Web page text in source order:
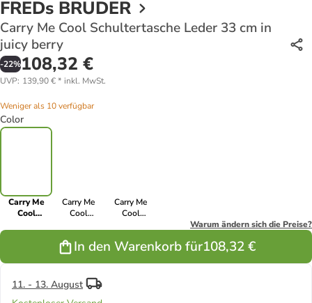
FREDs BRUDER
Carry Me Cool Schultertasche Leder 33 cm in
juicy berry
-22%108,32 €
UVP: 139,90 €* inkl. MwSt.
Weniger als 10 verfügbar
Color
Carry Me
Cool
Leder 33 cm
Carry Me
Cool
in denim blue
Carry Me
Cool
in powder
Warum ändern sich die Preise?
In den Warenkorb für108,32 €
11. - 13. August